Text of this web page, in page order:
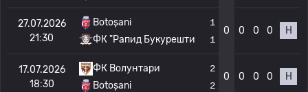
27.07.2026
21:30
Botoșani
ФК "Рапид Букурешти
1
1
0 0 0 0 Н
17.07.2026
18:30
ФК Волунтари
Botoșani
2
2
0 0 0 0 Н